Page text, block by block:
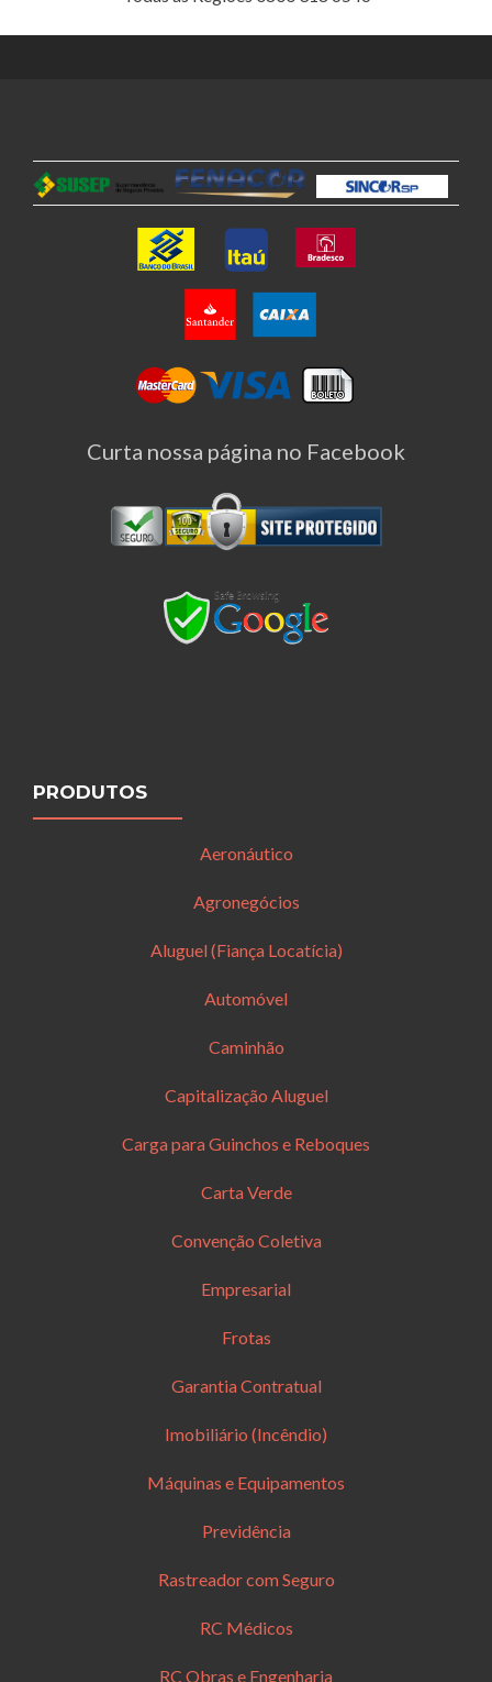
Curta nossa página no Facebook
PRODUTOS
Aeronáutico
Agronegócios
Aluguel (Fiança Locatícia)
Automóvel
Caminhão
Capitalização Aluguel
Carga para Guinchos e Reboques
Carta Verde
Convenção Coletiva
Empresarial
Frotas
Garantia Contratual
Imobiliário (Incêndio)
Máquinas e Equipamentos
Previdência
Rastreador com Seguro
RC Médicos
RC Obras e Engenharia